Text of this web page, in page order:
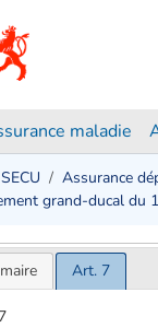
maladie
Assurance
grand-ducal du
Art. 7